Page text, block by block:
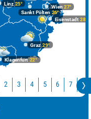
Graz29°
Klagenfurt 22°
Linz25°
Wien 27°
Eisenstadt 28°
Sankt Pölten 26°
2 3 4 5 6 7 8